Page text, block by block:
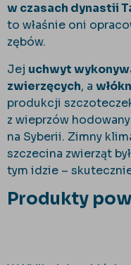
w czasach dynastii
to właśnie oni
zębów.
Jej uchwyt
zwierzęcych, a
produkcji
z wieprzów
na Syberii. Zimny
szczecina zwierząt
tym idzie –
Produkty